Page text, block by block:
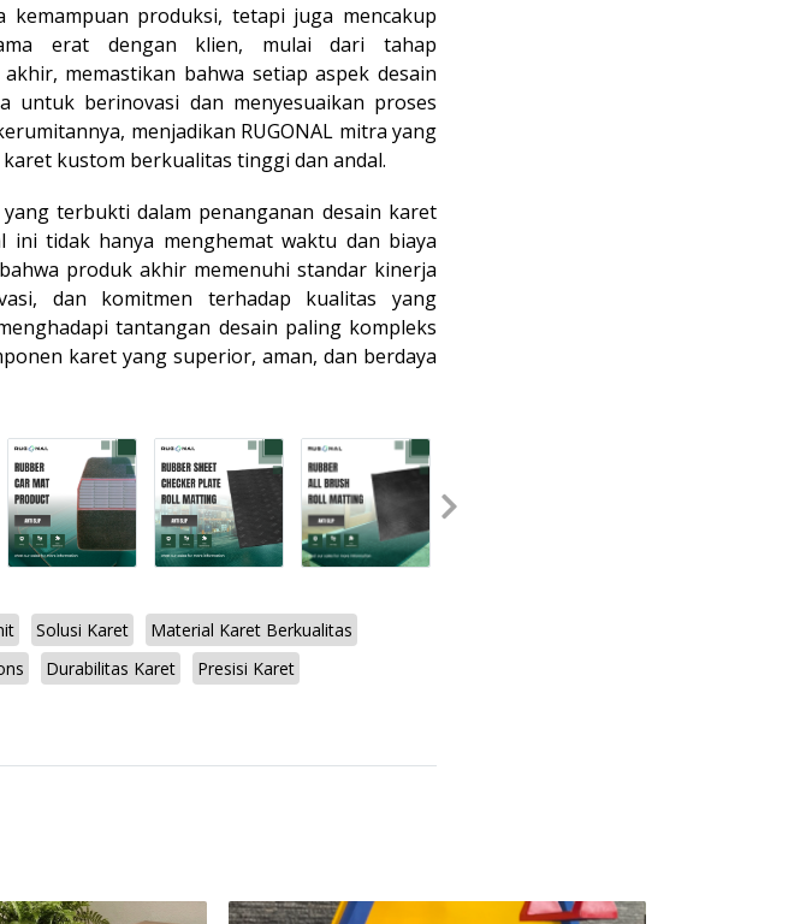
kemampuan produksi, tetapi juga mencakup
erat dengan klien, mulai dari tahap
memastikan bahwa setiap aspek desain
untuk berinovasi dan menyesuaikan proses
menjadikan RUGONAL mitra yang
kustom berkualitas tinggi dan andal.
terbukti dalam penanganan desain karet
ini tidak hanya menghemat waktu dan biaya
produk akhir memenuhi standar kinerja
dan komitmen terhadap kualitas yang
tantangan desain paling kompleks
karet yang superior, aman, dan berdaya
Solusi Karet
Material Karet Berkualitas
Durabilitas Karet
Presisi Karet